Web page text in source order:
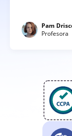
Pam
Profesora